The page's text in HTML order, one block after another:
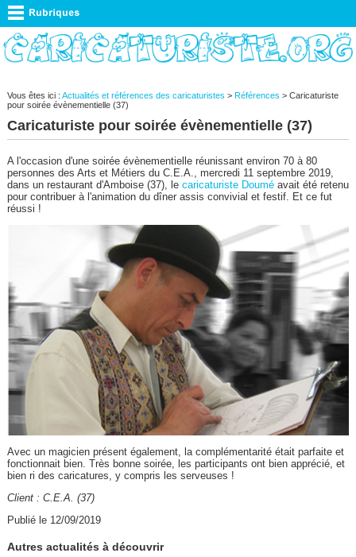
Vous êtes ici : Actualités et références des caricaturistes > Références > Caricaturiste
pour soirée évènementielle (37)
Caricaturiste pour soirée évènementielle (37)
A l'occasion d'une soirée évènementielle réunissant environ 70 à 80
personnes des Arts et Métiers du C.E.A., mercredi 11 septembre 2019,
dans un restaurant d'Amboise (37), le caricaturiste Douméavait été retenu
pour contribuer à l'animation du dîner assis convivial et festif. Et ce fut
réussi !
Avec un magicien présent également, la complémentarité était parfaite et
fonctionnait bien. Très bonne soirée, les participants ont bien apprécié, et
bien ri des caricatures, y compris les serveuses !
Client : C.E.A. (37)
Publié le 12/09/2019
Autres actualités à découvrir